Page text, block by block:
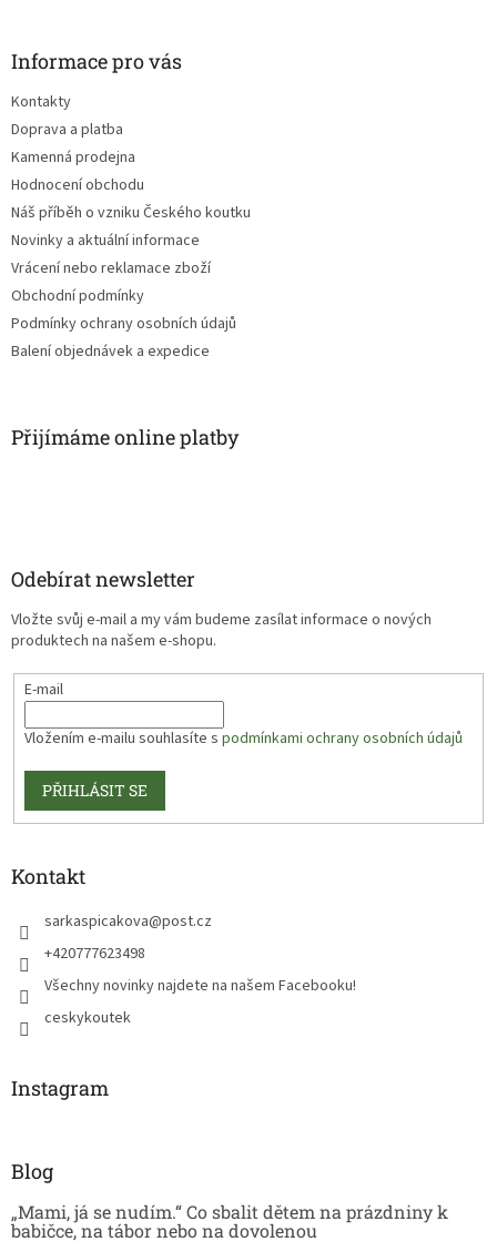
Informace pro vás
Kontakty
Doprava a platba
Kamenná prodejna
Hodnocení obchodu
Náš příběh o vzniku Českého koutku
Novinky a aktuální informace
Vrácení nebo reklamace zboží
Obchodní podmínky
Podmínky ochrany osobních údajů
Balení objednávek a expedice
Přijímáme online platby
Odebírat newsletter
Vložte svůj e-mail a my vám budeme zasílat informace o nových
produktech na našem e-shopu.
E-mail
Vložením e-mailu souhlasíte s podmínkami ochrany osobních údajů
PŘIHLÁSIT SE
Kontakt
sarkaspicakova@post.cz
+420777623498
Všechny novinky najdete na našem Facebooku!
ceskykoutek
Instagram
Blog
„Mami, já se nudím.“ Co sbalit dětem na prázdniny k
babičce, na tábor nebo na dovolenou